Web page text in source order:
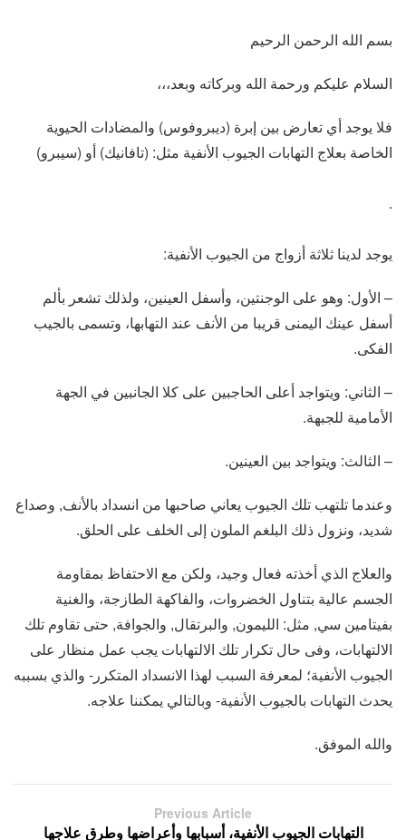
بسم الله الرحمن الرحيم
السلام عليكم ورحمة الله وبركاته وبعد،،،
فلا يوجد أي تعارض بين إبرة (ديبروفوس) والمضادات الحيوية
الخاصة بعلاج التهابات الجيوب الأنفية مثل: (تافانيك) أو (سيبرو)
.
يوجد لدينا ثلاثة أزواج من الجيوب الأنفية:
– الأول: وهو على الوجنتين، وأسفل العينين، ولذلك تشعر بألم
أسفل عينك اليمنى قريبا من الأنف عند التهابها، وتسمى بالجيب
الفكى.
– الثاني: ويتواجد أعلى الحاجبين على كلا الجانبين في الجهة
الأمامية للجبهة.
– الثالث: ويتواجد بين العينين.
وعندما تلتهب تلك الجيوب يعاني صاحبها من انسداد بالأنف, وصداع
شديد، ونزول ذلك البلغم الملون إلى الخلف على الحلق.
والعلاج الذي أخذته فعال وجيد، ولكن مع الاحتفاظ بمقاومة
الجسم عالية بتناول الخضروات، والفاكهة الطازجة، والغنية
بفيتامين سي, مثل: الليمون, والبرتقال, والجوافة, حتى تقاوم تلك
الالتهابات، وفى حال تكرار تلك الالتهابات يجب عمل منظار على
الجيوب الأنفية؛ لمعرفة السبب لهذا الانسداد المتكرر- والذي بسببه
يحدث التهابات بالجيوب الأنفية- وبالتالي يمكننا علاجه.
والله الموفق.
Previous Article
التهابات الجيوب الأنفية، أسبابها وأعراضها وطرق علاجها